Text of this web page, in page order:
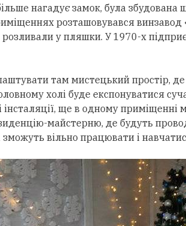
нагадує замок, була збудована
розташовувався
у пляшки. У 1970-х
там мистецький простір, де
холі буде експонуватися
інсталяції, ще в одному
майстерню, де будуть
вільно працювати і